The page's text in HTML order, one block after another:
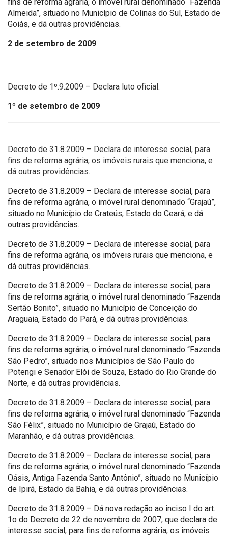
Almeida”, situado no Município de Colinas do Sul, Estado de
Goiás, e dá outras providências.
2 de setembro de 2009
Decreto de 1º.9.2009 – Declara luto oficial.
1º de setembro de 2009
Decreto de 31.8.2009 – Declara de interesse social, para
fins de reforma agrária, os imóveis rurais que menciona, e
dá outras providências.
Decreto de 31.8.2009 – Declara de interesse social, para
fins de reforma agrária, o imóvel rural denominado “Grajaú”,
situado no Município de Crateús, Estado do Ceará, e dá
outras providências.
Decreto de 31.8.2009 – Declara de interesse social, para
fins de reforma agrária, os imóveis rurais que menciona, e
dá outras providências.
Decreto de 31.8.2009 – Declara de interesse social, para
fins de reforma agrária, o imóvel rural denominado “Fazenda
Sertão Bonito”, situado no Município de Conceição do
Araguaia, Estado do Pará, e dá outras providências.
Decreto de 31.8.2009 – Declara de interesse social, para
fins de reforma agrária, o imóvel rural denominado “Fazenda
São Pedro”, situado nos Municípios de São Paulo do
Potengi e Senador Elói de Souza, Estado do Rio Grande do
Norte, e dá outras providências.
Decreto de 31.8.2009 – Declara de interesse social, para
fins de reforma agrária, o imóvel rural denominado “Fazenda
São Félix”, situado no Município de Grajaú, Estado do
Maranhão, e dá outras providências.
Decreto de 31.8.2009 – Declara de interesse social, para
fins de reforma agrária, o imóvel rural denominado “Fazenda
Oásis, Antiga Fazenda Santo Antônio”, situado no Município
de Ipirá, Estado da Bahia, e dá outras providências.
Decreto de 31.8.2009 – Dá nova redação ao inciso I do art.
1o do Decreto de 22 de novembro de 2007, que declara de
interesse social, para fins de reforma agrária, os imóveis